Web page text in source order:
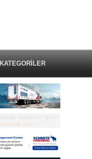
KATEGORİLER